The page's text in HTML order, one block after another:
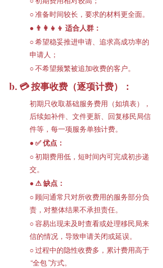
○ 准备时间较长，要求的材料更全面。
● 👨‍👩‍👧‍👦 适合人群：
○ 希望稳妥推进申请、追求高成功率的
申请人；
○ 不希望频繁被追加收费的客户。
b. 💳 按事收费（逐项计费）：
初期只收取基础服务费用（如填表），
后续如补件、文件更新、回复移民局信
件等，每一项服务单独计费。
● ✅ 优点：
○ 初期费用低，短时间内可完成初步递
交。
● ⚠ 缺点：
○ 顾问通常只对所收费用的服务部分负
责，对整体结果不承担责任。
○ 容易出现未及时查看或处理移民局来
信的情况，导致申请关闭或延误。
○ 过程中的隐性收费多，累计费用高于
“全包”方式。